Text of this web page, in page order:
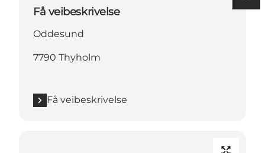
Få veibeskrivelse
Oddesund
7790 Thyholm
Få veibeskrivelse